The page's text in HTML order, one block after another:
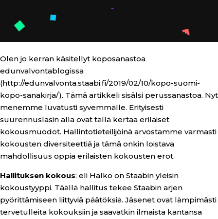
Olen jo kerran käsitellyt koposanastoa
edunvalvontablogissa
(http://edunvalvonta.staabi.fi/2019/02/10/kopo-suomi-
kopo-sanakirja/). Tämä artikkeli sisälsi perussanastoa. Nyt
menemme luvatusti syvemmälle. Erityisesti
suurennuslasin alla ovat tällä kertaa erilaiset
kokousmuodot. Hallintotieteilijöinä arvostamme varmasti
kokousten diversiteettiä ja tämä onkin loistava
mahdollisuus oppia erilaisten kokousten erot.
Hallituksen kokous: eli Halko on Staabin yleisin
kokoustyyppi. Täällä hallitus tekee Staabin arjen
pyörittämiseen liittyviä päätöksiä. Jäsenet ovat lämpimästi
tervetulleita kokouksiin ja saavatkin ilmaista kantansa